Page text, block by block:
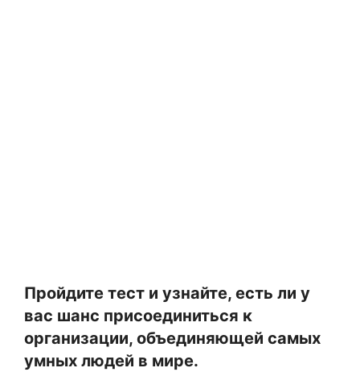
Пройдите тест и узнайте, есть ли у
вас шанс присоединиться к
организации, объединяющей самых
умных людей в мире.